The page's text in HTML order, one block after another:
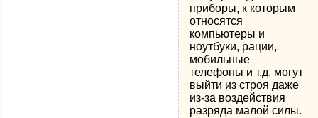
приборы, к которым
относятся
компьютеры и
ноутбуки, рации,
мобильные
телефоны и т.д. могут
выйти из строя даже
из-за воздействия
разряда малой силы.